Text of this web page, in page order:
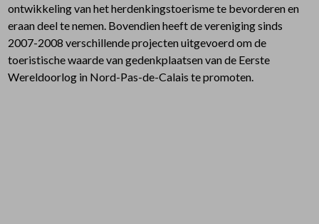
ontwikkeling van het herdenkingstoerisme te bevorderen en
eraan deel te nemen. Bovendien heeft de vereniging sinds
2007-2008 verschillende projecten uitgevoerd om de
toeristische waarde van gedenkplaatsen van de Eerste
Wereldoorlog in Nord-Pas-de-Calais te promoten.